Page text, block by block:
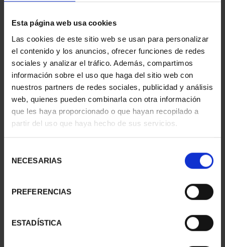
Esta página web usa cookies
Las cookies de este sitio web se usan para personalizar
el contenido y los anuncios, ofrecer funciones de redes
sociales y analizar el tráfico. Además, compartimos
información sobre el uso que haga del sitio web con
nuestros partners de redes sociales, publicidad y análisis
web, quienes pueden combinarla con otra información
que les haya proporcionado o que hayan recopilado a
partir del uso que haya hecho de sus servicios.
NECESARIAS
PREFERENCIAS
ESTADÍSTICA
CAPITALES ESPAÑOLAS
- PALENCIA
73,00 €
CAPITALES ESPAÑOLAS
- SEGOVIA
73,00 €